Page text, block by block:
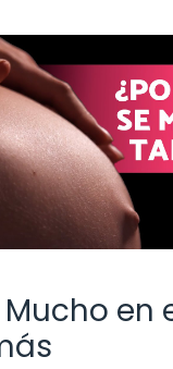
Mucho